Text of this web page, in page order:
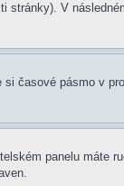
stránky). V
časové pásmo v
panelu máte